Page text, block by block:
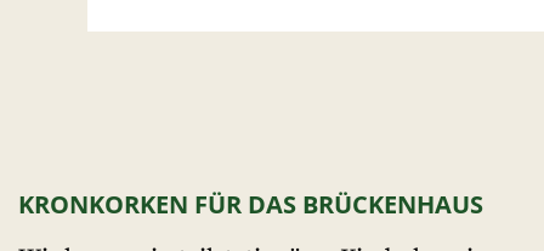
KRONKORKEN FÜR DAS BRÜCKENHAUS